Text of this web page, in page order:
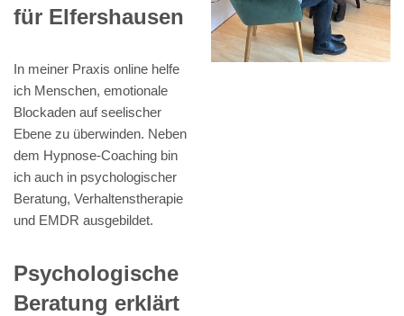
für Elfershausen
In meiner Praxis online helfe
ich Menschen, emotionale
Blockaden auf seelischer
Ebene zu überwinden. Neben
dem Hypnose-Coaching bin
ich auch in psychologischer
Beratung, Verhaltenstherapie
und EMDR ausgebildet.
Psychologische
Beratung erklärt